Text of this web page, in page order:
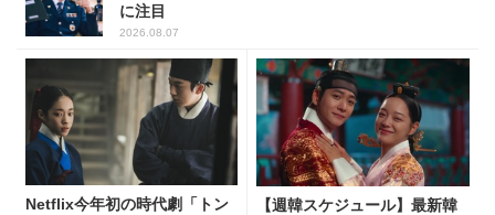
に注目
2026.08.07
Netflix今年初の時代劇「トン
【週韓スケジュール】最新韓